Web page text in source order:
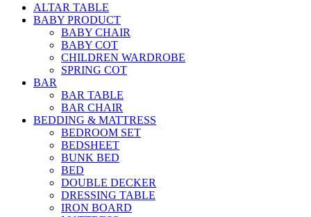
ALTAR TABLE
BABY PRODUCT
BABY CHAIR
BABY COT
CHILDREN WARDROBE
SPRING COT
BAR
BAR TABLE
BAR CHAIR
BEDDING & MATTRESS
BEDROOM SET
BEDSHEET
BUNK BED
BED
DOUBLE DECKER
DRESSING TABLE
IRON BOARD